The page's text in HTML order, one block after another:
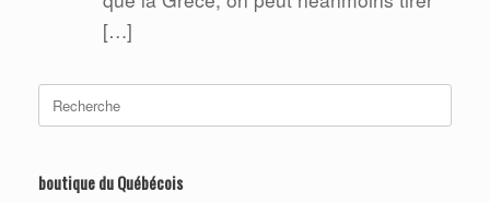
[…]
Search
for:
boutique du Québécois